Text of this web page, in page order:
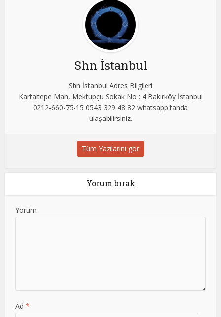
Shn İstanbul
Shn İstanbul Adres Bilgileri
Kartaltepe Mah, Mektupçu Sokak No : 4 Bakırköy İstanbul
0212-660-75-15 0543 329 48 82 whatsapp'tanda
ulaşabilirsiniz.
Tüm Yazılarını gör
Yorum bırak
Yorum
Ad*